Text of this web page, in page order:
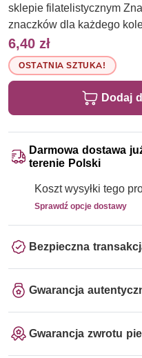
sklepie filatelistycznym
znaczków dla każdego
6,40 zł
OSTATNIA SZTUKA!
Dodaj
Darmowa dostawa
terenie Polski
Koszt wysyłki tego
Sprawdź opcje dostawy
Bezpieczna
Gwarancja
Gwarancja zwrotu